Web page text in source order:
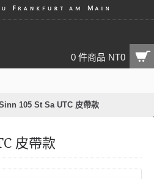
0 件商品 NT0
105 St Sa UTC 皮帶款
皮帶款